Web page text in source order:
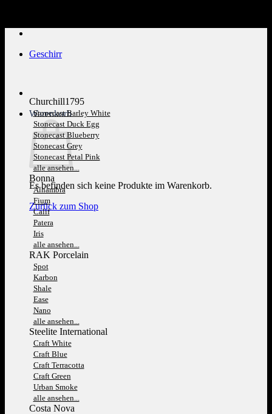
Warenkorb
Es befinden sich keine Produkte im Warenkorb.
Zurück zum Shop
Geschirr
Churchill1795
Stonecast Barley White
Stonecast Duck Egg
Stonecast Blueberry
Stonecast Grey
Stonecast Petal Pink
alle ansehen...
Bonna
Alhambra
Fium
Calif
Patera
Iris
alle ansehen...
RAK Porcelain
Spot
Karbon
Shale
Ease
Nano
alle ansehen...
Steelite International
Craft White
Craft Blue
Craft Terracotta
Craft Green
Urban Smoke
alle ansehen...
Costa Nova